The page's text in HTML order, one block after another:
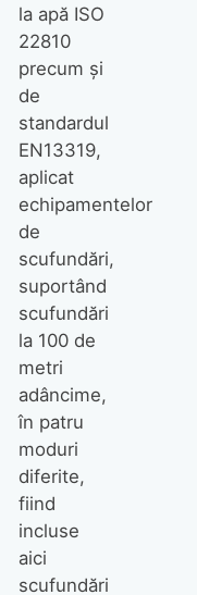
la apă ISO
22810
precum și
de
standardul
EN13319,
aplicat
echipamentelor
de
scufundări,
suportând
scufundări
la 100 de
metri
adâncime,
în patru
moduri
diferite,
fiind
incluse
aici
scufundări